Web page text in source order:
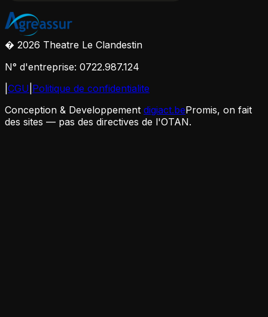
� 2026 Theatre Le Clandestin
N° d'entreprise: 0722.987.124
CGU Politique de confidentialite
Conception & Developpement digiact.bePromis, on fait
des sites — pas des directives de l'OTAN.